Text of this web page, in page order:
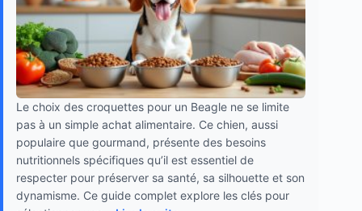
Le choix des croquettes pour un Beagle ne se limite
pas à un simple achat alimentaire. Ce chien, aussi
populaire que gourmand, présente des besoins
nutritionnels spécifiques qu’il est essentiel de
respecter pour préserver sa santé, sa silhouette et son
dynamisme. Ce guide complet explore les clés pour